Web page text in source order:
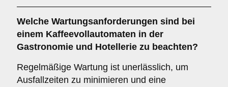
Welche Wartungsanforderungen sind bei
einem Kaffeevollautomaten in der
Gastronomie und Hotellerie zu beachten?
Regelmäßige Wartung ist unerlässlich, um
Ausfallzeiten zu minimieren und eine